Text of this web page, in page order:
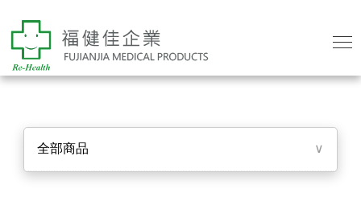
全部商品 ∨